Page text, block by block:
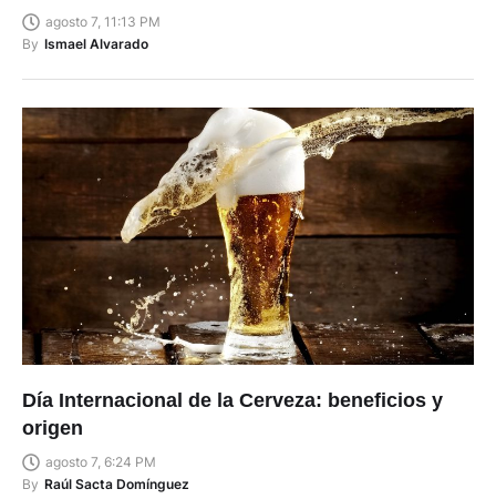
agosto 7, 11:13 PM
By Ismael Alvarado
Día Internacional de la Cerveza: beneficios y
origen
agosto 7, 6:24 PM
By Raúl Sacta Domínguez